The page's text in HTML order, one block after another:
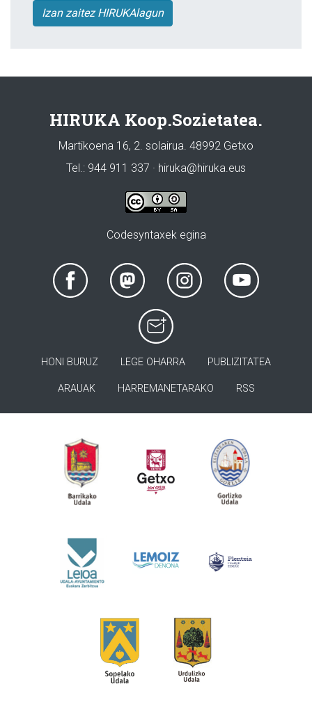
Izan zaitez HIRUKAlagun
HIRUKA Koop.Sozietatea.
Martikoena 16, 2. solairua. 48992 Getxo
Tel.: 944 911 337 · hiruka@hiruka.eus
Codesyntaxek egina
HONI BURUZ LEGE OHARRA PUBLIZITATEA
ARAUAK HARREMANETARAKO RSS